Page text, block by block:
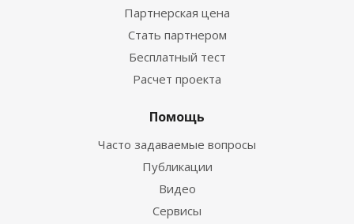
Партнерская цена
Стать партнером
Бесплатный тест
Расчет проекта
Помощь
Часто задаваемые вопросы
Публикации
Видео
Сервисы